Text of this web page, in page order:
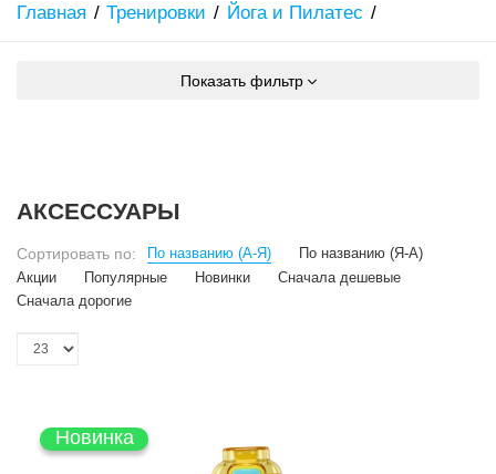
Главная Тренировки Йога и Пилатес
Показать фильтр
АКСЕССУАРЫ
Сортировать по: По названию (А-Я)
По названию (Я-А)
Акции
Популярные Новинки
Сначала дешевые
Сначала дорогие
Новинка